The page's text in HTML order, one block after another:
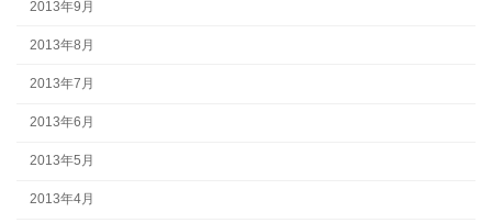
2013年9月
2013年8月
2013年7月
2013年6月
2013年5月
2013年4月